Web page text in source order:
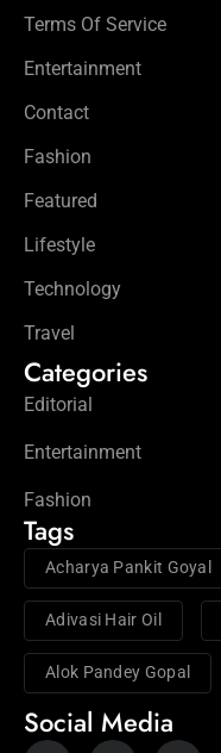
Terms Of Service
Entertainment
Contact
Fashion
Featured
Lifestyle
Technology
Travel
Categories
Editorial
Entertainment
Fashion
Tags
Acharya Pankit Goyal
Adivasi Hair Oil
Alok Pandey Gopal
Social Media